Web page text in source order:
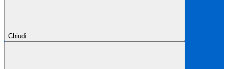
Chiudi